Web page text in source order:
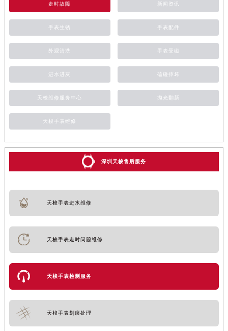
走时故障 新闻资讯
手表生锈 手表配件
外观清洗 手表受磁
进水进灰 磕碰摔坏
天梭维修服务中心 抛光翻新
天梭手表维修
深圳天梭售后服务
天梭手表进水维修
天梭手表走时问题维修
天梭手表检测服务
天梭手表划痕处理